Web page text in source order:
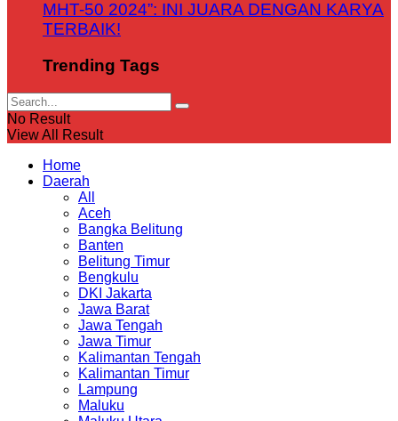
MHT-50 2024”: INI JUARA DENGAN KARYA
TERBAIK!
Trending Tags
No Result
View All Result
Home
Daerah
All
Aceh
Bangka Belitung
Banten
Belitung Timur
Bengkulu
DKI Jakarta
Jawa Barat
Jawa Tengah
Jawa Timur
Kalimantan Tengah
Kalimantan Timur
Lampung
Maluku